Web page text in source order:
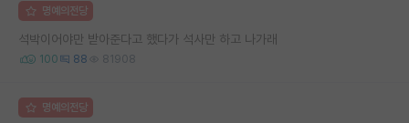
명예의전당
석박이어야만 받아준다고 했다가 석사만 하고 나가래
100 88 81908
명예의전당